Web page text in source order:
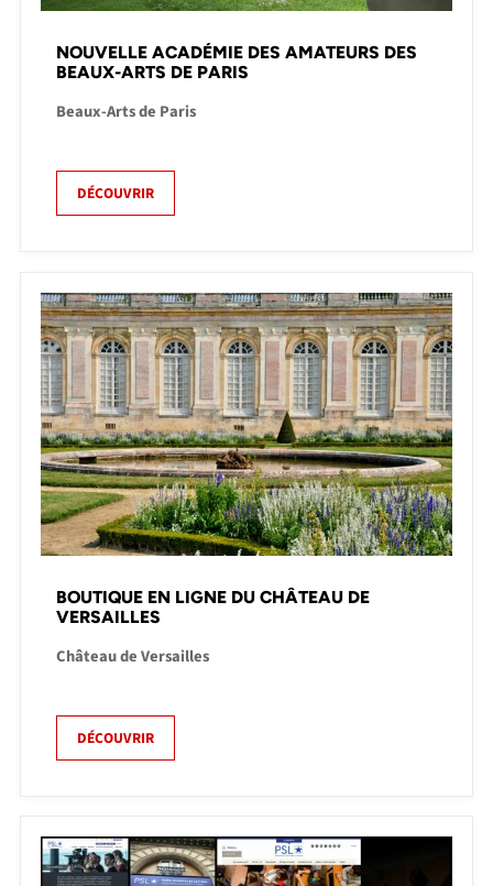
NOUVELLE ACADÉMIE DES AMATEURS DES
BEAUX-ARTS DE PARIS
Beaux-Arts de Paris
DÉCOUVRIR
BOUTIQUE EN LIGNE DU CHÂTEAU DE
VERSAILLES
Château de Versailles
DÉCOUVRIR